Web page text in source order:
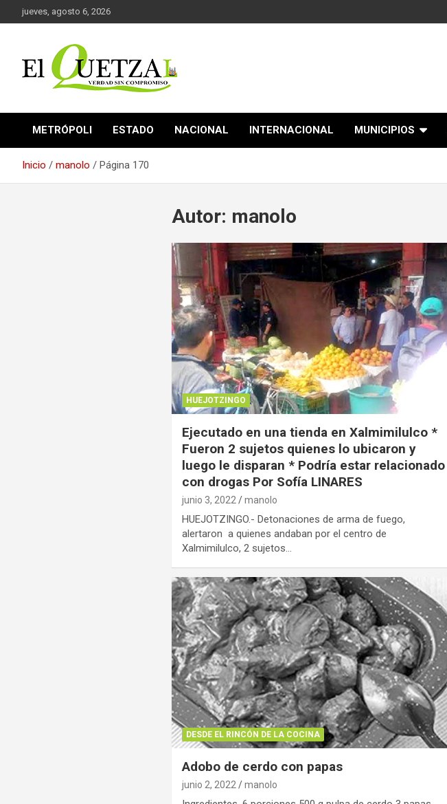
Saltar
al
jueves, agosto 6, 2026
El Quetzal de Cholula
METRÓPOLI ESTADO NACIONAL INTERNACIONAL MUNICIPIOS
Inicio manolo Página 170
Autor: manolo
HUEJOTZINGO
Ejecutado en una tienda en Xalmimilulco *
Fueron 2 sujetos quienes lo ubicaron y
luego le disparan * Podría estar relacionado
con drogas Por Sofía LINARES
junio 3, 2022 manolo
HUEJOTZINGO.- Detonaciones de arma de fuego,
alertaron a quienes andaban por el centro de
Xalmimilulco, 2 sujetos…
DESDE EL RINCÓN DE LA COCINA
Adobo de cerdo con papas
junio 2, 2022 manolo